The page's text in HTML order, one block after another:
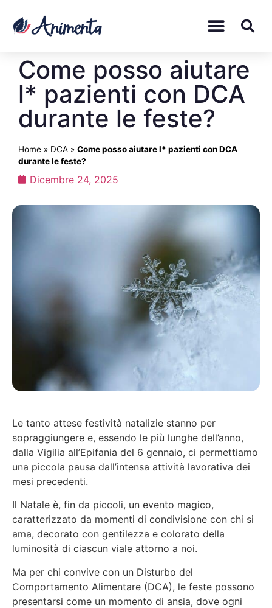
Come posso aiutare
l* pazienti con DCA
durante le feste?
Home » DCA » Come posso aiutare l* pazienti con DCA
durante le feste?
Dicembre 24, 2025
Le tanto attese festività natalizie stanno per
sopraggiungere e, essendo le più lunghe dell’anno,
dalla Vigilia all’Epifania del 6 gennaio, ci permettiamo
una piccola pausa dall’intensa attività lavorativa dei
mesi precedenti.
Il Natale è, fin da piccoli, un evento magico,
caratterizzato da momenti di condivisione con chi si
ama, decorato con gentilezza e colorato della
luminosità di ciascun viale attorno a noi.
Ma per chi convive con un Disturbo del
Comportamento Alimentare (DCA), le feste possono
presentarsi come un momento di ansia, dove ogni